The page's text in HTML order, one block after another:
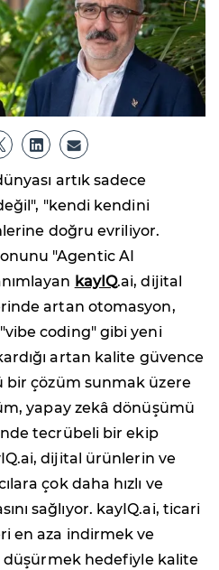
artık sadece
"kendi kendini
doğru evriliyor.
"Agentic AI
kayIQ.ai, dijital
artan otomasyon,
coding" gibi yeni
artan kalite güvence
bir çözüm sunmak üzere
yapay zekâ dönüşümü
tecrübeli bir ekip
dijital ürünlerin ve
çok daha hızlı ve
sağlıyor. kayIQ.ai, ticari
en aza indirmek ve
hedefiyle kalite